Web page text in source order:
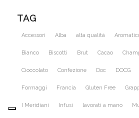
TAG
Accessori Alba alta qualità
Bianco Biscotti Brut Cacao
Cioccolato Confezione Doc DOCG
Formaggi Francia Gluten Free
I Meridiani Infusi lavorati a mano